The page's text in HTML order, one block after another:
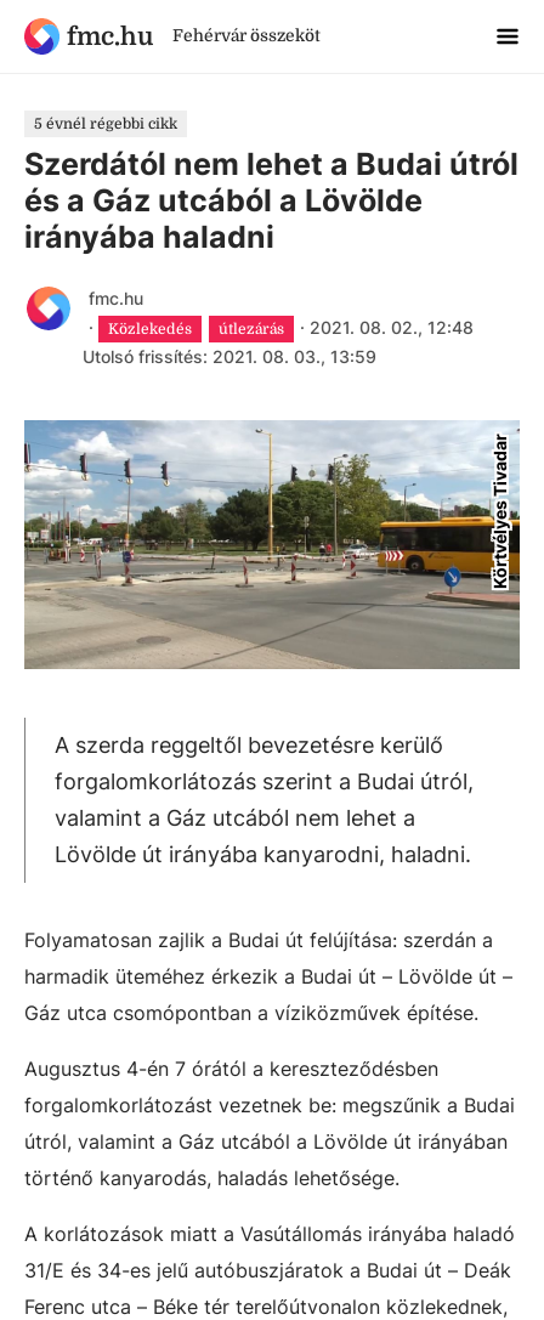
fmc.hu Fehérvár összeköt
5 évnél régebbi cikk
Szerdától nem lehet a Budai útról
és a Gáz utcából a Lövölde
irányába haladni
fmc.hu
·
Közlekedés útlezárás · 2021. 08. 02., 12:48
Utolsó frissítés: 2021. 08. 03., 13:59
Körtvélyes Tivadar
A szerda reggeltől bevezetésre kerülő
forgalomkorlátozás szerint a Budai útról,
valamint a Gáz utcából nem lehet a
Lövölde út irányába kanyarodni, haladni.
Folyamatosan zajlik a Budai út felújítása: szerdán a
harmadik üteméhez érkezik a Budai út – Lövölde út –
Gáz utca csomópontban a víziközművek építése.
Augusztus 4-én 7 órától a kereszteződésben
forgalomkorlátozást vezetnek be: megszűnik a Budai
útról, valamint a Gáz utcából a Lövölde út irányában
történő kanyarodás, haladás lehetősége.
A korlátozások miatt a Vasútállomás irányába haladó
31/E és 34-es jelű autóbuszjáratok a Budai út – Deák
Ferenc utca – Béke tér terelőútvonalon közlekednek,